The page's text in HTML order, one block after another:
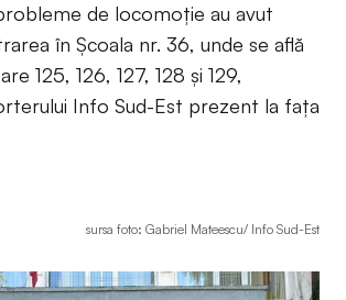
de locomoție au avut
în Școala nr. 36, unde se află
125, 126, 127, 128 și 129,
Info Sud-Est prezent la fața
sursa foto: Gabriel Mateescu/ Info Sud-Est